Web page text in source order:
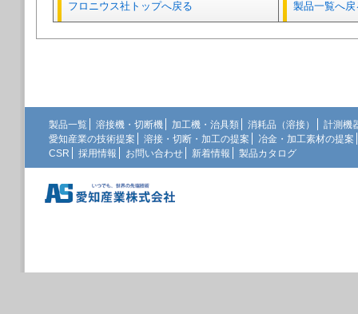
フロニウス社トップへ戻る 製品一覧へ戻
製品一覧 溶接機・切断機 加工機・治具類 消耗品（溶接）
計測機
愛知産業の技術提案
溶接・切断・加工の提案
冶金・加工素材の提案
CSR
採用情報 お問い合わせ 新着情報 製品カタログ